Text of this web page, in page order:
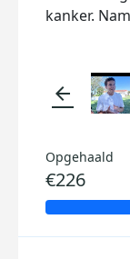
kanker.
arrow_back
Opgehaald
€226